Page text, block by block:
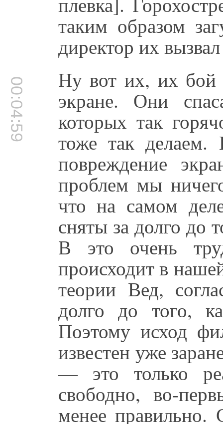
таким образом
директор их
00:04:59 Ну вот их, их бой
экране. Они
которых так
тоже так
повреждение
проблем мы
что на самом
сняты за долго до
В это очень
происходит в
теории Вед,
долго до того,
Поэтому исход
известен уже
— это только
свободно, во-
менее правильно.